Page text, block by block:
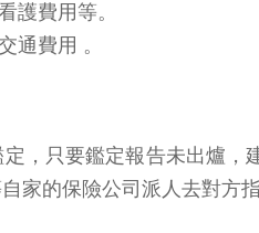
護費用等。
通費用 。
，只要鑑定報告未出爐
家的保險公司派人去對方